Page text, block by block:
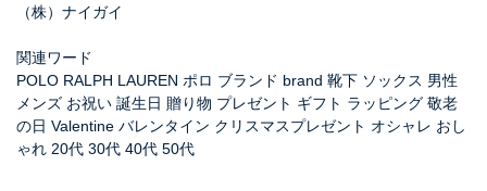
（株）ナイガイ
関連ワード
POLO RALPH LAUREN ポロ ブランド brand 靴下 ソックス 男性
メンズ お祝い 誕生日 贈り物 プレゼント ギフト ラッピング 敬老
の日 Valentine バレンタイン クリスマスプレゼント オシャレ おし
ゃれ 20代 30代 40代 50代